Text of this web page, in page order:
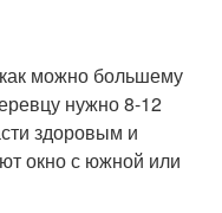
можно большему
нужно 8-12
здоровым и
окно с южной или